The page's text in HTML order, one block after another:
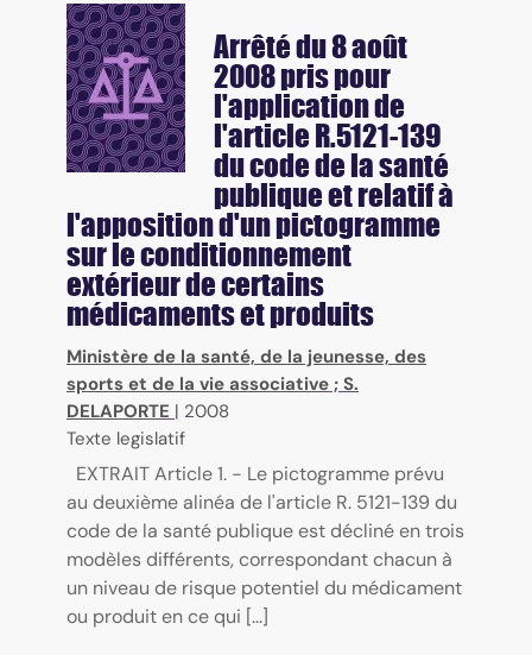
Arrêté du 8 août
2008 pris pour
l'application de
l'article R.5121-139
du code de la santé
publique et relatif à
l'apposition d'un pictogramme
sur le conditionnement
extérieur de certains
médicaments et produits
Ministère de la santé, de la jeunesse, des
sports et de la vie associative ; S.
DELAPORTE | 2008
Texte legislatif
EXTRAIT Article 1. - Le pictogramme prévu
au deuxième alinéa de l'article R. 5121-139 du
code de la santé publique est décliné en trois
modèles différents, correspondant chacun à
un niveau de risque potentiel du médicament
ou produit en ce qui [...]